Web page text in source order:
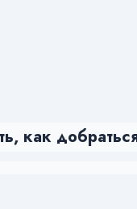
как